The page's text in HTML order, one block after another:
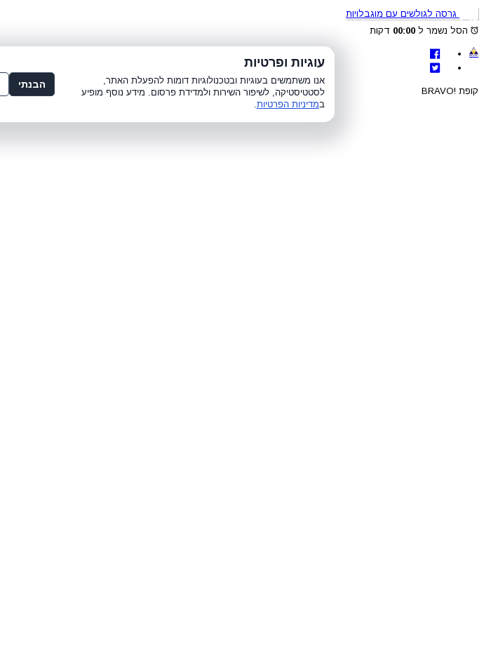
גרסה לגולשים עם מוגבלויות
הסל נשמר ל 00:00 דקות
קופת !BRAVO
עוגיות ופרטיות
אנו משתמשים בעוגיות ובטכנולוגיות דומות להפעלת האתר,
לסטטיסטיקה, לשיפור השירות ולמדידת פרסום. מידע נוסף מופיע
במדיניות הפרטיות.
הבנתי